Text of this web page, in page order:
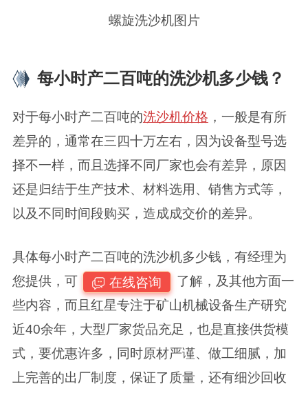
螺旋洗沙机图片
每小时产二百吨的洗沙机多少钱？
对于每小时产二百吨的洗沙机价格 ，一般是有所
差异的，通常在三四十万左右，因为设备型号选
择不一样，而且选择不同厂家也会有差异，原因
还是归结于生产技术、材料选用、销售方式等，
以及不同时间段购买，造成成交价的差异。
具体每小时产二百吨的洗沙机多少钱，有经理为
您提供，可
在线咨询
了解，及其他方面一
些内容，而且红星专注于矿山机械设备生产研究
近40余年，大型厂家货品充足，也是直接供货模
式，要优惠许多，同时原材严谨、做工细腻，加
上完善的出厂制度，保证了质量，还有细沙回收